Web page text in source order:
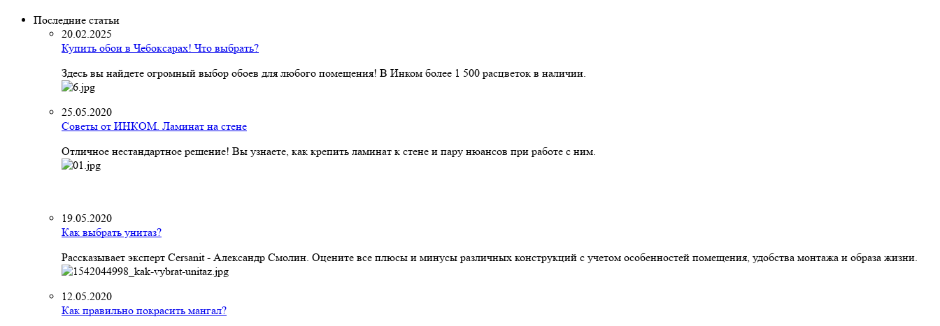
Последние статьи
20.02.2025
Купить обои в Чебоксарах! Что выбрать?
Здесь вы найдете огромный выбор обоев для любого помещения! В Инком более 1 500 расцветок в наличии.
25.05.2020
Советы от ИНКОМ. Ламинат на стене
Отличное нестандартное решение! Вы узнаете, как крепить ламинат к стене и пару нюансов при работе с ним.
19.05.2020
Как выбрать унитаз?
Рассказывает эксперт Cersanit - Александр Смолин. Оцените все плюсы и минусы различных конструкций с учетом особенностей помещения, удобства монтажа и образа жизни.
12.05.2020
Как правильно покрасить мангал?